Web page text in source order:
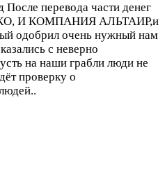
После перевода части денег
И КОМПАНИЯ АЛЬТАИР,и
очень нужный нам
с неверно
на наши грабли люди не
проверку о